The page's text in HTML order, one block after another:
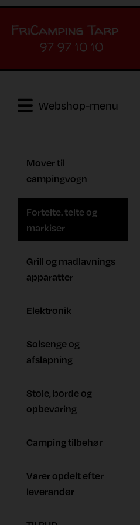
97 97 10 10
Webshop-menu
Mover til
campingvogn
Fortelte. telte og
markiser
Grill og madlavnings
apparatter
Elektronik
Solsenge og
afslapning
Stole, borde og
opbevaring
Camping tilbehør
Varer opdelt efter
leverandør